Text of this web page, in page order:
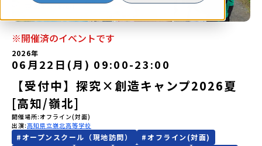
奨学金について
イベント参加方法
会員登録 MYページログイン
※開催済のイベントです
2026年
06月22日(月) 09:00-23:00
【受付中】探究×創造キャンプ2026夏
[高知/嶺北]
開催場所 オフライン(対面)
出演 高知県立嶺北高等学校
#オープンスクール（現地訪問） #オフライン(対面)